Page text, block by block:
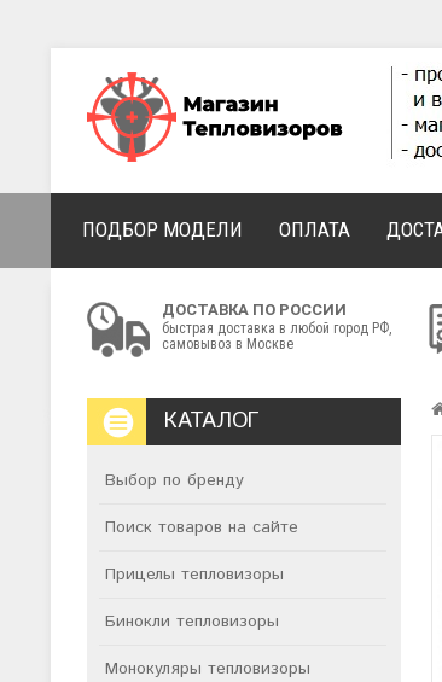
ПОДБОР МОДЕЛИ ОПЛАТА
ДОСТАВКА ПО РОССИИ
быстрая доставка в любой город РФ,
самовывоз в Москве
КАТАЛОГ
Выбор по бренду
Поиск товаров на сайте
Прицелы тепловизоры
Бинокли тепловизоры
Монокуляры тепловизоры